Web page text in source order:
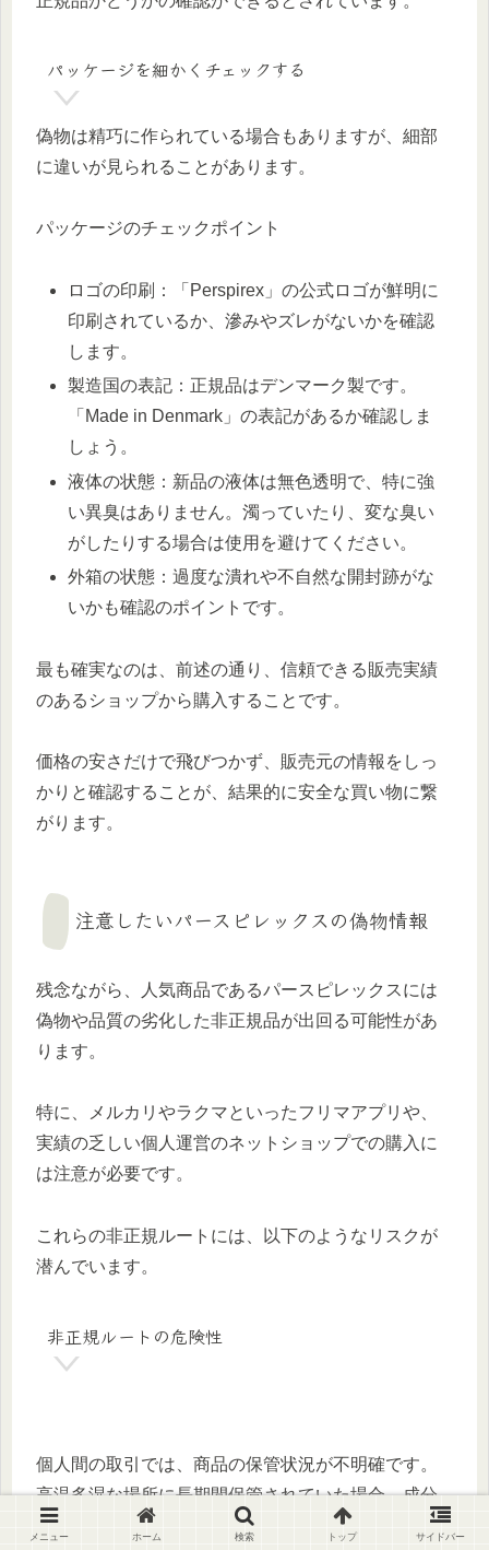
パッケージを細かくチェックする
偽物は精巧に作られている場合もありますが、細部
に違いが見られることがあります。
パッケージのチェックポイント
ロゴの印刷：「Perspirex」の公式ロゴが鮮明に
印刷されているか、滲みやズレがないかを確認
します。
製造国の表記：正規品はデンマーク製です。
「Made in Denmark」の表記があるか確認しま
しょう。
液体の状態：新品の液体は無色透明で、特に強
い異臭はありません。濁っていたり、変な臭い
がしたりする場合は使用を避けてください。
外箱の状態：過度な潰れや不自然な開封跡がな
いかも確認のポイントです。
最も確実なのは、前述の通り、信頼できる販売実績
のあるショップから購入することです。
価格の安さだけで飛びつかず、販売元の情報をしっ
かりと確認することが、結果的に安全な買い物に繋
がります。
注意したいパースピレックスの偽物情報
残念ながら、人気商品であるパースピレックスには
偽物や品質の劣化した非正規品が出回る可能性があ
ります。
特に、メルカリやラクマといったフリマアプリや、
実績の乏しい個人運営のネットショップでの購入に
は注意が必要です。
これらの非正規ルートには、以下のようなリスクが
潜んでいます。
非正規ルートの危険性
個人間の取引では、商品の保管状況が不明確です。
高温多湿な場所に長期間保管されていた場合、成分
が変質している恐れがあります。
メニュー ホーム 検索 トップ サイドバー